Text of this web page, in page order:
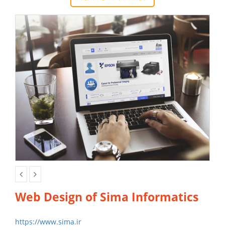
Web Design of Sima Informatics
https://www.sima.ir